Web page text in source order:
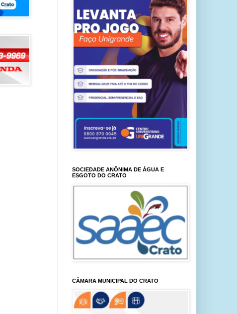
SOCIEDADE ANÔNIMA DE ÁGUA E
ESGOTO DO CRATO
CÂMARA MUNICIPAL DO CRATO